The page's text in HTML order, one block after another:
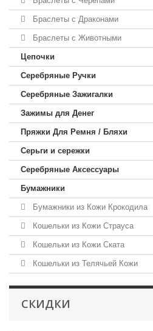
Браслеты с Драконами
Браслеты с Животными
Цепочки
Серебряные Ручки
Серебряные Зажигалки
Зажимы для Денег
Пряжки Для Ремня / Бляхи
Серьги и сережки
Серебряные Аксессуары
Бумажники
Бумажники из Кожи Крокодила
Кошельки из Кожи Страуса
Кошельки из Кожи Ската
Кошельки из Телячьей Кожи
СКИДКИ